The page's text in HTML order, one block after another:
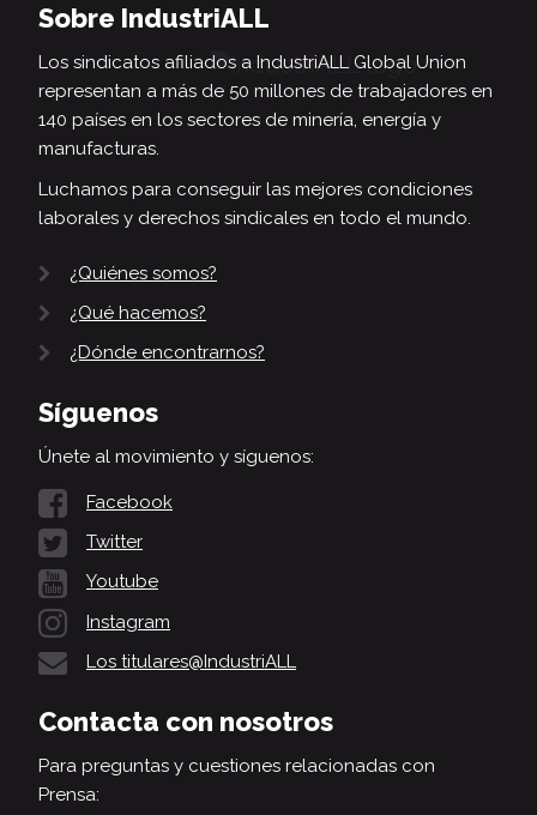
Sobre IndustriALL
Los sindicatos afiliados a IndustriALL Global Union
representan a más de 50 millones de trabajadores en
140 países en los sectores de minería, energía y
manufacturas.
Luchamos para conseguir las mejores condiciones
laborales y derechos sindicales en todo el mundo.
¿Quiénes somos?
¿Qué hacemos?
¿Dónde encontrarnos?
Síguenos
Únete al movimiento y síguenos:
Facebook
Twitter
Youtube
Instagram
Los titulares@IndustriALL
Contacta con nosotros
Para preguntas y cuestiones relacionadas con
Prensa: